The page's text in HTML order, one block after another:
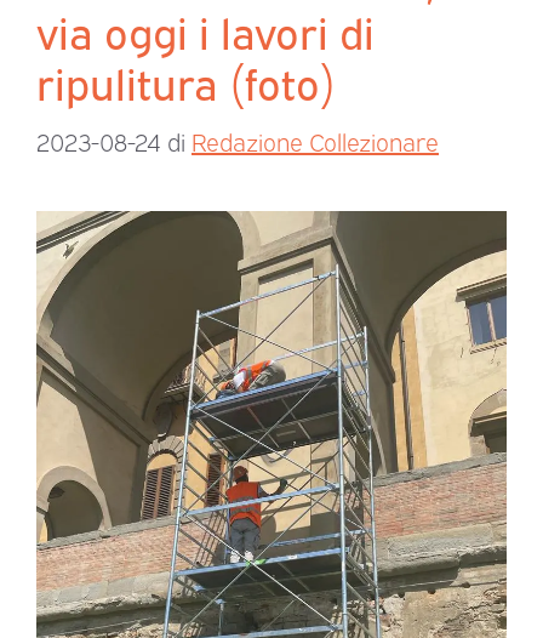
via oggi i lavori di
ripulitura (foto)
2023-08-24 di Redazione Collezionare